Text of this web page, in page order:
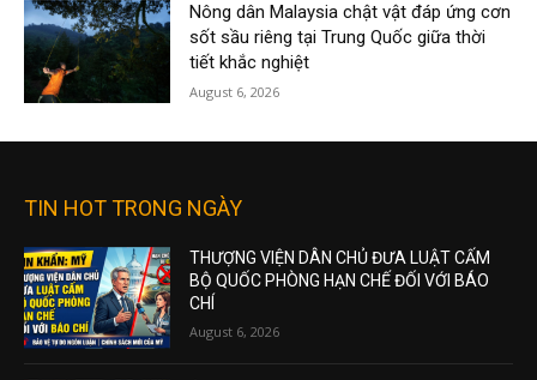
Nông dân Malaysia chật vật đáp ứng cơn
sốt sầu riêng tại Trung Quốc giữa thời
tiết khắc nghiệt
August 6, 2026
TIN HOT TRONG NGÀY
THƯỢNG VIỆN DÂN CHỦ ĐƯA LUẬT CẤM
BỘ QUỐC PHÒNG HẠN CHẾ ĐỐI VỚI BÁO
CHÍ
August 6, 2026